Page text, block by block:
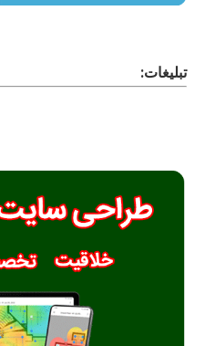
تبلیغات: